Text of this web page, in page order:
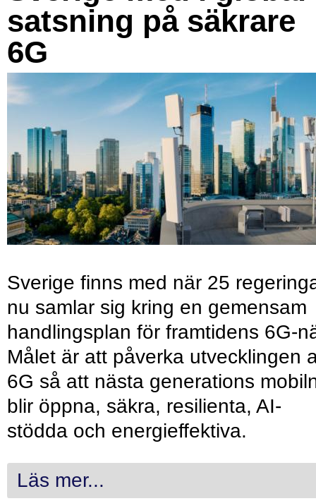
satsning på säkrare
6G
Sverige finns med när 25
nu samlar sig kring en gemensam
handlingsplan för framtidens 6G-
Målet är att påverka utvecklingen
6G så att nästa generations
blir öppna, säkra, resilienta, AI-
stödda och energieffektiva.
Läs mer...